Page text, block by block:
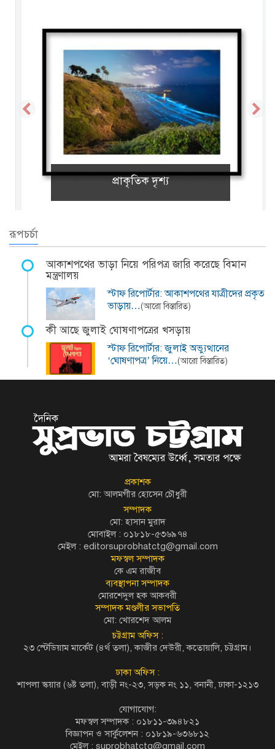
প্রাকৃতিক দৃশ্য
রূপচর্চা
আকাশপথের ভাড়া নিয়ে পরিপত্র জারি করেছে বিমান
মন্ত্রণালয়
স্টাফ রিপোর্টার: আকাশপথের যাত্রীদের প্রকৃত
ভাড়ায়…(আরো বিস্তারিত)
কী আছে জুলাই ঘোষণাপত্রের খসড়ায়
স্টাফ রিপোর্টার: জুলাই অভ্যুত্থানের
‘ঘোষণাপত্র’ নিয়ে…(আরো বিস্তারিত)
প্রকাশক
মো: আলমগীর হোসেন চৌধুরী
সম্পাদক
মো: হাসান মুরাদ
মোবাইল : ০১৮১৮-৫৩৬৯৭৪
মেইল : editorsuprobhatctg@gmail.com
মফস্বল সম্পাদক
কে এম রাজীব
ব্যবস্থাপনা সম্পাদক
মোরশেদুল হক আকবরী
সম্পাদক মণ্ডলীর সভাপতি
মো: খোরশেদ আলম
চট্টগ্রাম অফিস :
২৩ স্টেডিয়াম মার্কেট (৪র্থ তলা), কাজীর দেউরী, কতোয়ালি, চট্টগ্রাম।
ঢাকা অফিস :
শাপলা স্কয়ার (৬ষ্ট তলা), বাড়ী নং-২৩, সড়ক নং ১১, বনানী, ঢাকা-১২১৩
যোগাযোগ:
মফস্বল সম্পাদক : ০১৮১১-৩৯৪৮২১
বিজ্ঞাপন ও সার্কুলেশন : ০১৮১৯-৬৩৬৮১২
মেইল : suprobhatctg@gmail.com